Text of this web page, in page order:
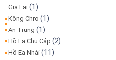
Gia Lai (1)
Kông Chro (1)
An Trung (1)
Hồ Ea Chu Cáp (2)
Hồ Ea Nhái (11)